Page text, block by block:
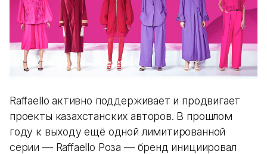
Raffaello активно поддерживает и продвигает
проекты казахстанских авторов. В прошлом
году к выходу ещё одной лимитированной
серии — Raffaello Роза — бренд инициировал